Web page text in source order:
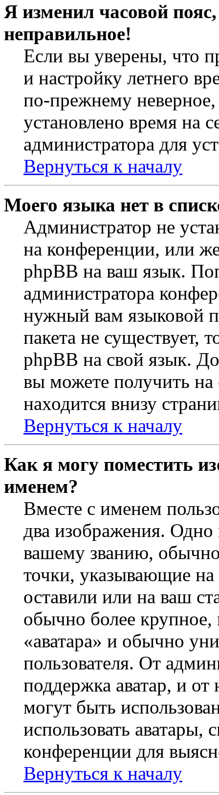
Я изменил часовой
неправильное!
Если вы уверены, что
и настройку летнего
по-прежнему неверное,
установлено время на
администратора для
Вернуться к началу
Моего языка нет в
Администратор не
на конференции, или
phpBB на ваш язык.
администратора
нужный вам языковой
пакета не существует,
phpBB на свой язык.
вы можете получить на
находится внизу
Вернуться к началу
Как я могу поместить
именем?
Вместе с именем
два изображения.
вашему званию, обычно
точки, указывающие
оставили или на ваш
обычно более крупное,
«аватара» и обычно
пользователя. От
поддержка аватар, и от
могут быть
использовать аватары,
конференции для
Вернуться к началу